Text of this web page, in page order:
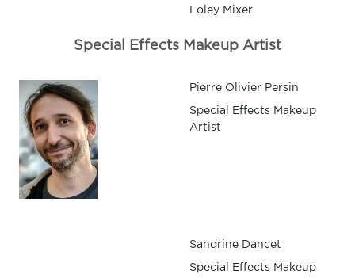
Foley Mixer
Special Effects Makeup Artist
Pierre Olivier Persin
Special Effects Makeup
Artist
Sandrine Dancet
Special Effects Makeup